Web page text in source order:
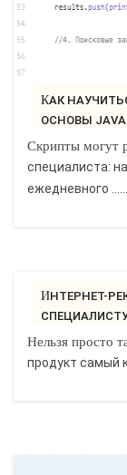
КАК НАУЧИТЬСЯ ЧИТАТЬ СКРИПТЫ GOOGLE ADS:
ОСНОВЫ
Скрипты могут
специалиста:
ежедневного ......
ИНТЕРНЕТ-РЕКЛАМА И ЗАКОН: ЧТО НАДО ЗНАТЬ
Нельзя просто
продукт самый